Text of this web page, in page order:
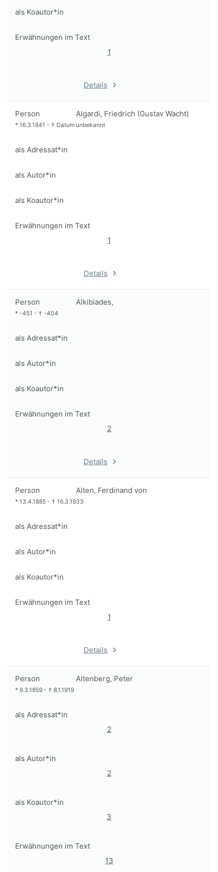
als Koautor*in
Erwähnungen im Text
1
Details
Person Algardi, Friedrich (Gustav Wacht)
* 16.3.1841 - † Datum unbekannt
als Adressat*in
als Autor*in
als Koautor*in
Erwähnungen im Text
1
Details
Person Alkibiades,
* -451 - † -404
als Adressat*in
als Autor*in
als Koautor*in
Erwähnungen im Text
2
Details
Person Alten, Ferdinand von
* 13.4.1885 - † 16.3.1933
als Adressat*in
als Autor*in
als Koautor*in
Erwähnungen im Text
1
Details
Person Altenberg, Peter
* 9.3.1859 - † 8.1.1919
als Adressat*in
2
als Autor*in
2
als Koautor*in
3
Erwähnungen im Text
13